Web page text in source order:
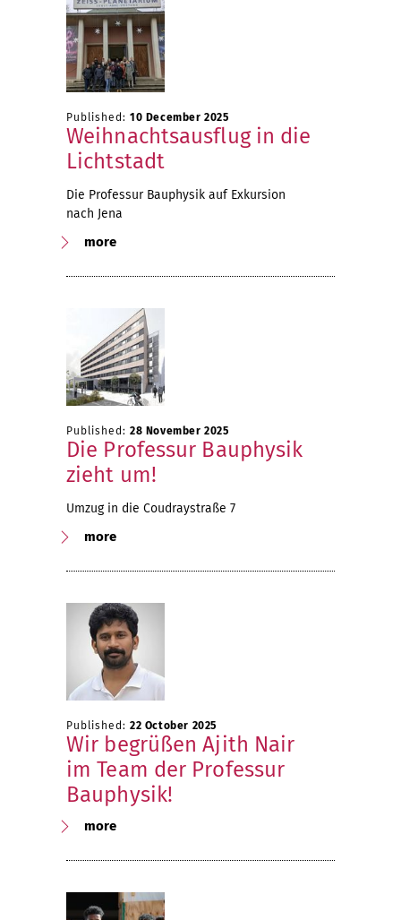
Published: 10 December 2025
Weihnachtsausflug in die
Lichtstadt
Die Professur Bauphysik auf Exkursion
nach Jena
more
Published: 28 November 2025
Die Professur Bauphysik
zieht um!
Umzug in die Coudraystraße 7
more
Published: 22 October 2025
Wir begrüßen Ajith Nair
im Team der Professur
Bauphysik!
more